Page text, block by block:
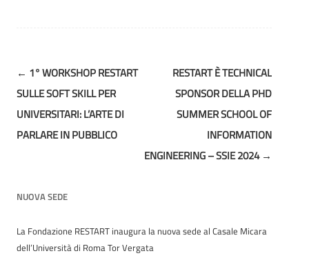
Post
navigation
← 1° WORKSHOP RESTART
SULLE SOFT SKILL PER
UNIVERSITARI: L’ARTE DI
PARLARE IN PUBBLICO
RESTART È TECHNICAL
SPONSOR DELLA PHD
SUMMER SCHOOL OF
INFORMATION
ENGINEERING – SSIE 2024 →
NUOVA SEDE
La Fondazione RESTART inaugura la nuova sede al Casale Micara
dell’Università di Roma Tor Vergata